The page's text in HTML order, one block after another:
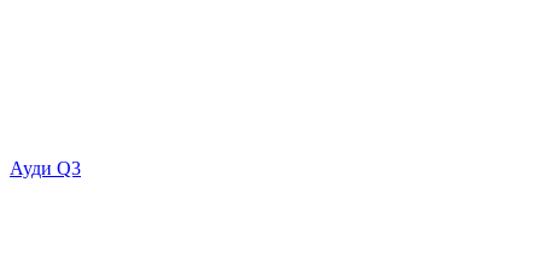
Ауди Q3